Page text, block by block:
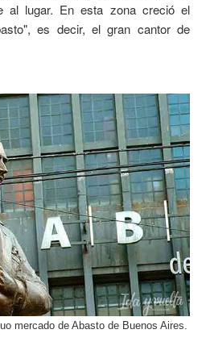
al lugar. En esta zona creció el
es decir, el gran cantor de
mercado de Abasto de Buenos Aires.